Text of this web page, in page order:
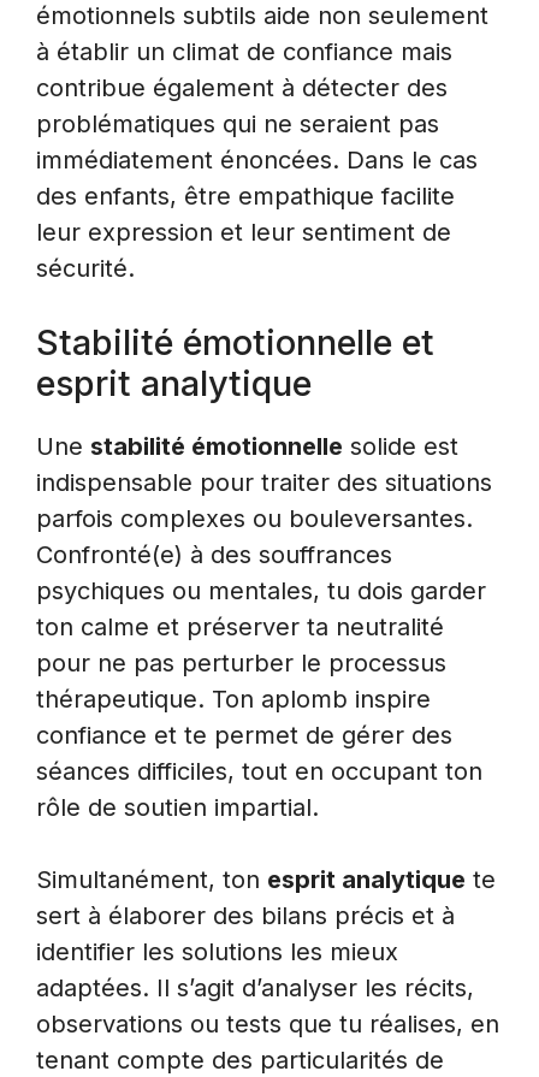
émotionnels subtils aide non seulement
à établir un climat de confiance mais
contribue également à détecter des
problématiques qui ne seraient pas
immédiatement énoncées. Dans le cas
des enfants, être empathique facilite
leur expression et leur sentiment de
sécurité.
Stabilité émotionnelle et
esprit analytique
Une stabilité émotionnelle solide est
indispensable pour traiter des situations
parfois complexes ou bouleversantes.
Confronté(e) à des souffrances
psychiques ou mentales, tu dois garder
ton calme et préserver ta neutralité
pour ne pas perturber le processus
thérapeutique. Ton aplomb inspire
confiance et te permet de gérer des
séances difficiles, tout en occupant ton
rôle de soutien impartial.
Simultanément, ton esprit analytique te
sert à élaborer des bilans précis et à
identifier les solutions les mieux
adaptées. Il s’agit d’analyser les récits,
observations ou tests que tu réalises, en
tenant compte des particularités de